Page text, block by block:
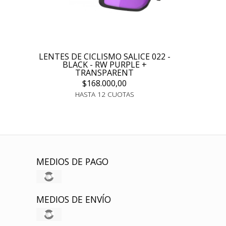
LENTES DE CICLISMO SALICE 022 -
BLACK - RW PURPLE +
TRANSPARENT
$168.000,00
HASTA 12 CUOTAS
MEDIOS DE PAGO
MEDIOS DE ENVÍO